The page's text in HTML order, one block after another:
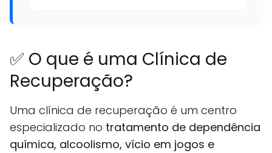
✅ O que é uma Clínica de
Recuperação?
Uma clínica de recuperação é um centro
especializado no tratamento de dependência
química, alcoolismo, vício em jogos e